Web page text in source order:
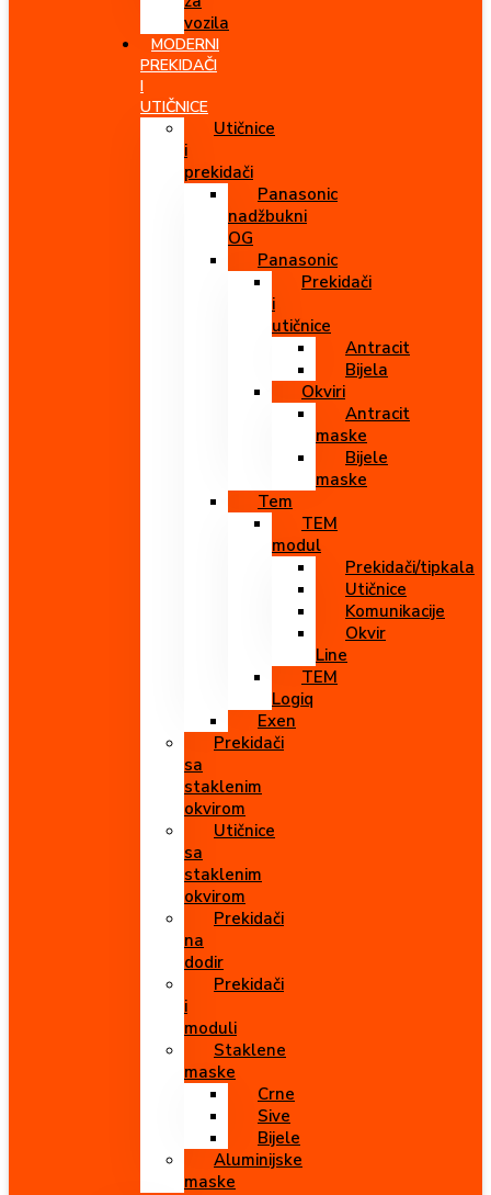
vozila
MODERNI
PREKIDAČI
I
UTIČNICE
Utičnice
i
prekidači
Panasonic
nadžbukni
OG
Panasonic
Prekidači
i
utičnice
Antracit
Bijela
Okviri
Antracit
maske
Bijele
maske
Tem
TEM
modul
Prekidači/tipkala
Utičnice
Komunikacije
Okvir
Line
TEM
Logiq
Exen
Prekidači
sa
staklenim
okvirom
Utičnice
sa
staklenim
okvirom
Prekidači
na
dodir
Prekidači
i
moduli
Staklene
maske
Crne
Sive
Bijele
Aluminijske
maske